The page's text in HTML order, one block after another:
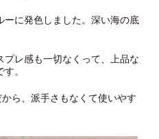
ーに発色しました。深い海の底
レ感も一切なくって、上品な
。
ら、派手さもなくて使いやす